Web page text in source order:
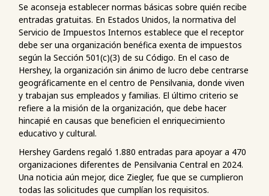
Se aconseja establecer normas básicas sobre quién recibe
entradas gratuitas. En Estados Unidos, la normativa del
Servicio de Impuestos Internos establece que el receptor
debe ser una organización benéfica exenta de impuestos
según la Sección 501(c)(3) de su Código. En el caso de
Hershey, la organización sin ánimo de lucro debe centrarse
geográficamente en el centro de Pensilvania, donde viven
y trabajan sus empleados y familias. El último criterio se
refiere a la misión de la organización, que debe hacer
hincapié en causas que beneficien el enriquecimiento
educativo y cultural.
Hershey Gardens regaló 1.880 entradas para apoyar a 470
organizaciones diferentes de Pensilvania Central en 2024.
Una noticia aún mejor, dice Ziegler, fue que se cumplieron
todas las solicitudes que cumplían los requisitos.